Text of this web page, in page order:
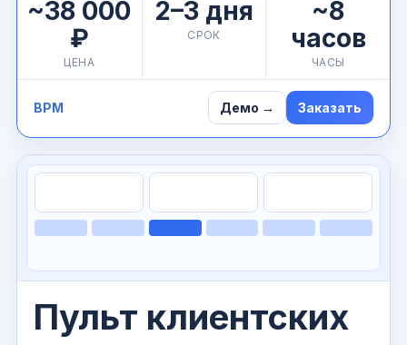
~38 000
₽
ЦЕНА
2–3 дня
СРОК
~8
часов
ЧАСЫ
BPM Демо → Заказать
Пульт клиентских